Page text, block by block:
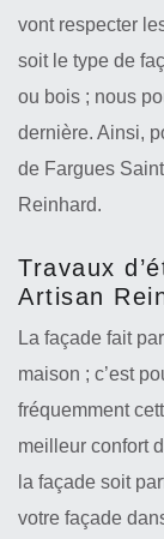
vont respecter
soit le type de
ou bois ; nous
dernière. Ainsi,
de Fargues
Reinhard.
Travaux
Artisan
La façade fait
maison ; c’est
fréquemment
meilleur confort
la façade soit
votre façade